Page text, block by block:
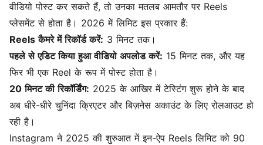
वीडियो पोस्ट कर सकते हैं, तो उनका मतलब आमतौर पर Reels
प्लेसमेंट से होता है। 2026 में लिमिट इस प्रकार हैं:
Reels कैमरे में रिकॉर्ड करें: 3 मिनट तक।
पहले से एडिट किया हुआ वीडियो अपलोड करें: 15 मिनट तक, और यह
फिर भी एक Reel के रूप में पोस्ट होता है।
20 मिनट की रिकॉर्डिंग: 2025 के आखिर में टेस्टिंग शुरू होने के बाद
अब धीरे-धीरे चुनिंदा क्रिएटर और बिज़नेस अकाउंट के लिए रोलआउट हो
रही है।
Instagram ने 2025 की शुरुआत में इन-ऐप Reels लिमिट को 90